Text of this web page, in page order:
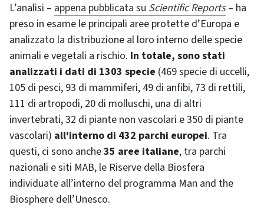
L’analisi – appena pubblicata su Scientific Reports– ha
preso in esame le principali aree protette d’Europa e
analizzato la distribuzione al loro interno delle specie
animali e vegetali a rischio. In totale, sono stati
analizzati i dati di 1303 specie (469 specie di uccelli,
105 di pesci, 93 di mammiferi, 49 di anfibi, 73 di rettili,
111 di artropodi, 20 di molluschi, una di altri
invertebrati, 32 di piante non vascolari e 350 di piante
vascolari) all'interno di 432 parchi europei. Tra
questi, ci sono anche35 aree italiane, tra parchi
nazionali e siti MAB, le Riserve della Biosfera
individuate all’interno del programma Man and the
Biosphere dell’Unesco.